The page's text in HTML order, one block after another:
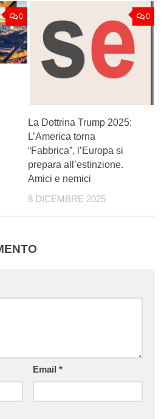
0 0
La Dottrina Trump 2025:
L’America torna
“Fabbrica”, l’Europa si
prepara all’estinzione.
Amici e nemici
8 DICEMBRE 2025
Email *